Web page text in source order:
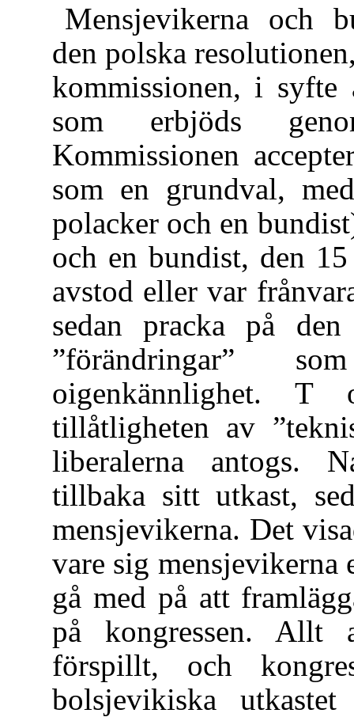
Mensjevikerna och
den polska
kommissionen, i
som erbjöds
Kommissionen
som en grundval,
polacker och en
och en bundist, den
avstod eller var
sedan pracka på den
”förändringar”
oigenkännlighet.
tillåtligheten av
liberalerna antogs.
tillbaka sitt utkast,
mensjevikerna. Det
vare sig
gå med på att
på kongressen. Allt
förspillt, och
bolsjevikiska